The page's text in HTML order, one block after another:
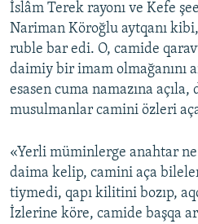
İslâm Terek rayonı ve Kefe
Nariman Köroğlu aytqanı
ruble bar edi. O, camide
daimiy bir imam olmağanını
esasen cuma namazına
musulmanlar camini özleri
«Yerli müminlerge anahtar
daima kelip, camini aça
tiymedi, qapı kilitini bozıp,
İzlerine köre, camide başqa